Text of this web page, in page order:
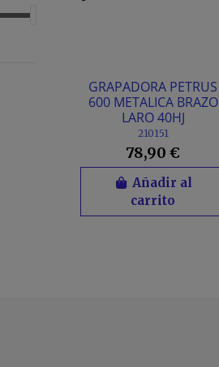
GRAPADORA PETRUS
600 METALICA BRAZO
LARO 40HJ
210151
78,90 €
Añadir al
carrito